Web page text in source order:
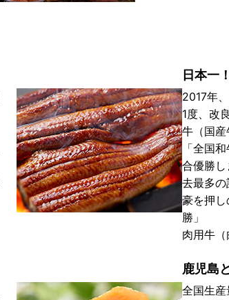
日本一
2017年
1度、改
牛（国
「全国
合優勝
去最多
豪を押
勝」
肉用牛
鹿児島
全国生